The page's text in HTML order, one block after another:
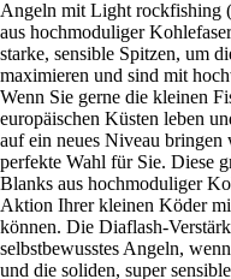
Angeln mit Light rockfishing
aus hochmoduliger
starke, sensible Spitzen, um
maximieren und sind mit
Wenn Sie gerne die kleinen
europäischen Küsten leben
auf ein neues Niveau
perfekte Wahl für Sie. Diese
Blanks aus hochmoduliger
Aktion Ihrer kleinen Köder
können. Die Diaflash-
selbstbewusstes Angeln,
und die soliden, super